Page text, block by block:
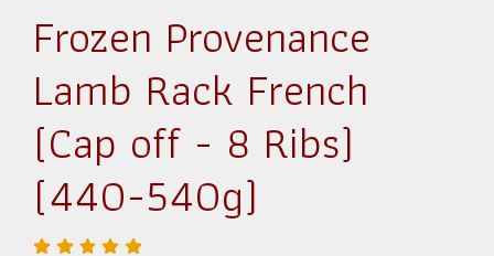
Frozen Provenance
Lamb Rack French
(Cap off - 8 Ribs)
(440-540g)